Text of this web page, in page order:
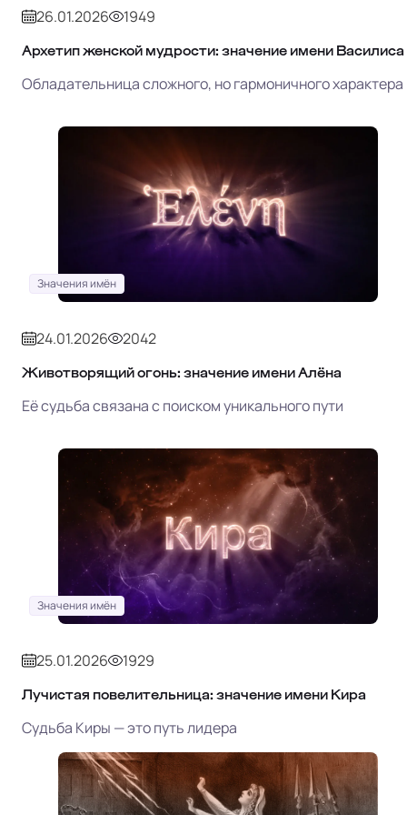
26.01.2026 1949
Архетип женской мудрости: значение имени Василиса
Обладательница сложного, но гармоничного характера
Значения имён
24.01.2026 2042
Животворящий огонь: значение имени Алёна
Её судьба связана с поиском уникального пути
Значения имён
25.01.2026 1929
Лучистая повелительница: значение имени Кира
Судьба Киры — это путь лидера